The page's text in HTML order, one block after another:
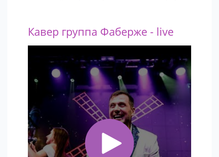
Кавер группа Фаберже - live